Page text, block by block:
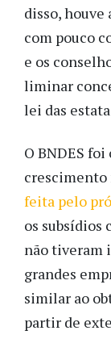
disso,
com pouco
e os
liminar
lei das
O BNDES
crescimento
feita pelo
os subsídios
não tiveram
grandes
similar ao
partir de